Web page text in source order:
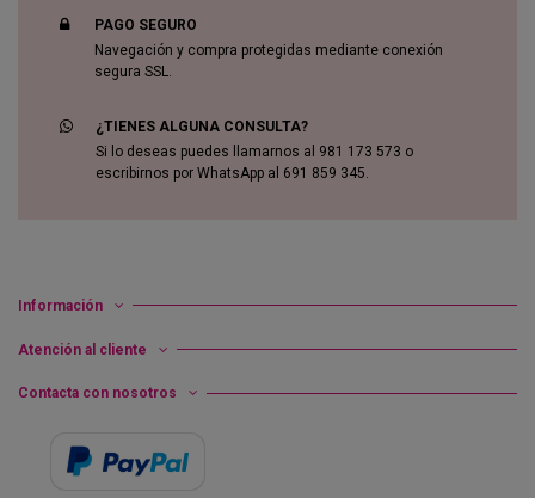
PAGO SEGURO
Navegación y compra protegidas mediante conexión
segura SSL.
¿TIENES ALGUNA CONSULTA?
Si lo deseas puedes llamarnos al 981 173 573 o
escribirnos por WhatsApp al 691 859 345.
Información
Atención al cliente
Contacta con nosotros